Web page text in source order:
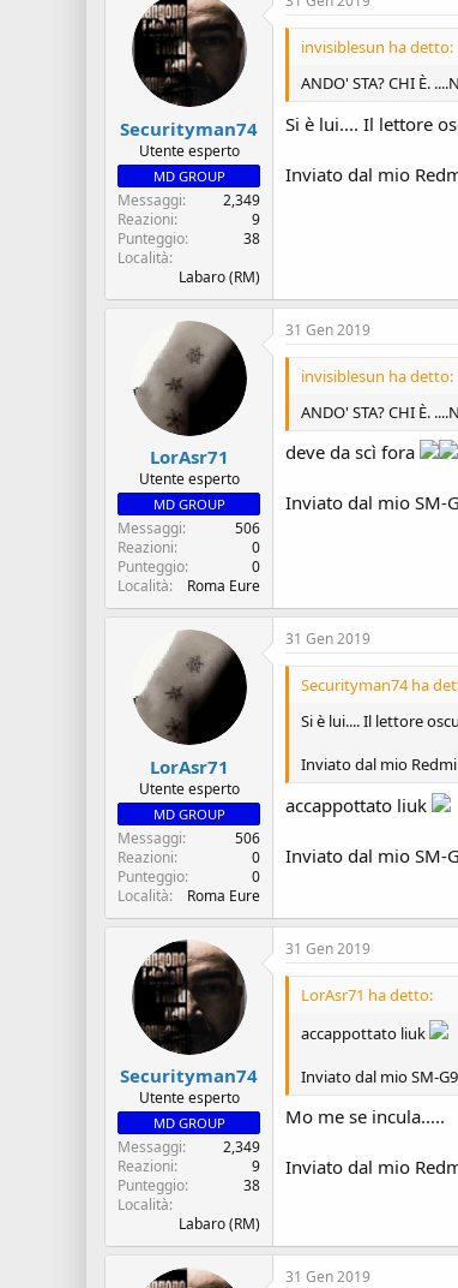
Securityman74
Utente esperto
MD GROUP
Messaggi
2,349
Reazioni
9
Punteggio
38
Località
Labaro (RM)
invisiblesun ha detto:
ANDO' STA? CHI È.
Si è lui.... Il lettore
Inviato dal mio
LorAsr71
Utente esperto
MD GROUP
Messaggi
506
Reazioni
0
Punteggio
0
Località
Roma Eure
31 Gen 2019
invisiblesun ha detto:
ANDO' STA? CHI È.
deve da scì fora
Inviato dal mio SM-
LorAsr71
Utente esperto
MD GROUP
Messaggi
506
Reazioni
0
Punteggio
0
Località
Roma Eure
31 Gen 2019
Securityman74 ha
Si è lui.... Il lettore
Inviato dal mio
accappottato liuk
Inviato dal mio SM-
Securityman74
Utente esperto
MD GROUP
Messaggi
2,349
Reazioni
9
Punteggio
38
Località
Labaro (RM)
31 Gen 2019
LorAsr71 ha detto:
accappottato liuk
Inviato dal mio SM-
Mo me se incula.....
Inviato dal mio
31 Gen 2019